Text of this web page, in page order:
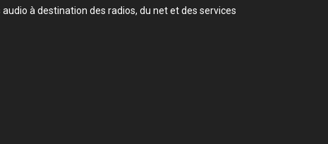
à destination des radios, du net et des services